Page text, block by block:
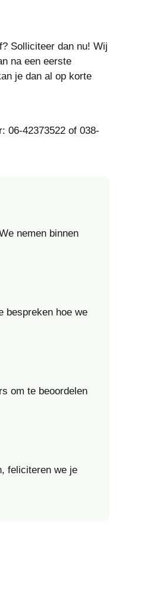
Solliciteer dan nu! Wij
na een eerste
je dan al op korte
06-42373522 of 038-
nemen binnen
bespreken hoe we
om te beoordelen
feliciteren we je